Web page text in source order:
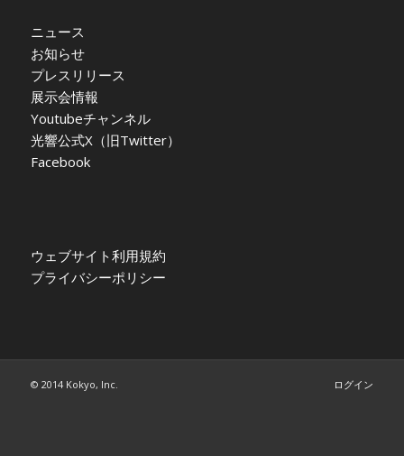
ニュース
お知らせ
プレスリリース
展示会情報
Youtubeチャンネル
光響公式X（旧Twitter）
Facebook
ウェブサイト利用規約
プライバシーポリシー
© 2014 Kokyo, Inc. ログイン